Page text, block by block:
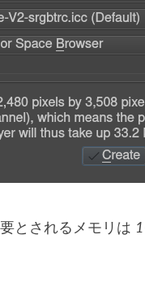
とされるメモリは